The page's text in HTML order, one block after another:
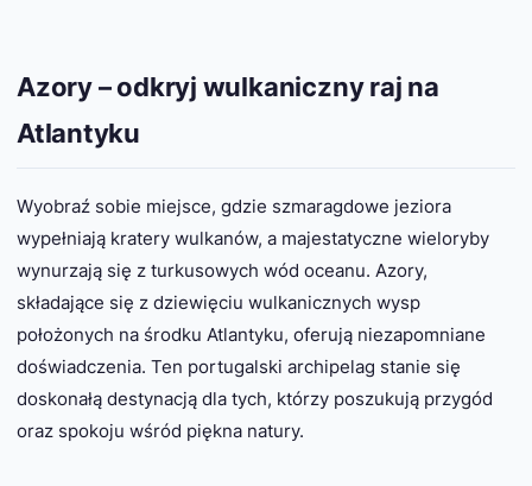
Azory – odkryj wulkaniczny raj na
Atlantyku
Wyobraź sobie miejsce, gdzie szmaragdowe jeziora
wypełniają kratery wulkanów, a majestatyczne wieloryby
wynurzają się z turkusowych wód oceanu. Azory,
składające się z dziewięciu wulkanicznych wysp
położonych na środku Atlantyku, oferują niezapomniane
doświadczenia. Ten portugalski archipelag stanie się
doskonałą destynacją dla tych, którzy poszukują przygód
oraz spokoju wśród piękna natury.